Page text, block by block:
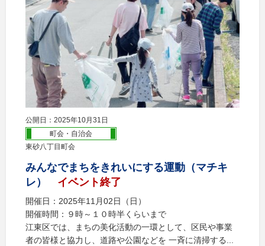
公開日：2025年10月31日
町会・自治会
東砂八丁目町会
みんなでまちをきれいにする運動（マチキ
レ）
イベント終了
開催日：2025年11月02日（日）
開催時間：９時～１０時半くらいまで
江東区では、まちの美化活動の一環として、区民や事業
者の皆様と協力し、道路や公園などを 一斉に清掃する...